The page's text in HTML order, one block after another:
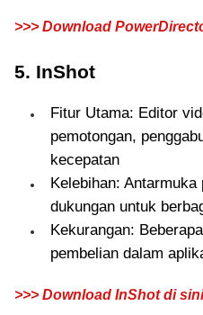
>>> Download
5. InShot
Fitur Utama: Editor
pemotongan,
kecepatan
Kelebihan:
dukungan untuk
Kekurangan:
pembelian dalam
>>> Download InShot di